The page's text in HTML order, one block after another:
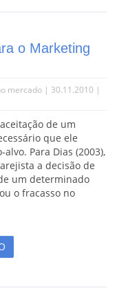
o Marketing
mercado | 30.11.2010 |
de um
que ele
Para Dias (2003),
a decisão de
um determinado
o fracasso no